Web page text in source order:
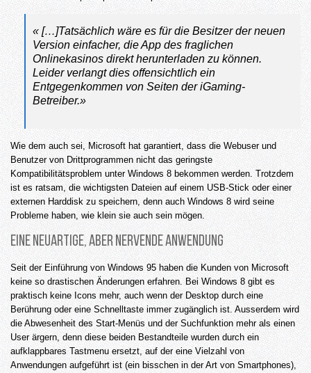
« […]Tatsächlich wäre es für die Besitzer der neuen
Version einfacher, die App des fraglichen
Onlinekasinos direkt herunterladen zu können.
Leider verlangt dies offensichtlich ein
Entgegenkommen von Seiten der iGaming-
Betreiber.»
Wie dem auch sei, Microsoft hat garantiert, dass die Webuser und
Benutzer von Drittprogrammen nicht das geringste
Kompatibilitätsproblem unter Windows 8 bekommen werden. Trotzdem
ist es ratsam, die wichtigsten Dateien auf einem USB-Stick oder einer
externen Harddisk zu speichern, denn auch Windows 8 wird seine
Probleme haben, wie klein sie auch sein mögen.
Eine neuartige, aber nervende Anwendung
Seit der Einführung von Windows 95 haben die Kunden von Microsoft
keine so drastischen Änderungen erfahren. Bei Windows 8 gibt es
praktisch keine Icons mehr, auch wenn der Desktop durch eine
Berührung oder eine Schnelltaste immer zugänglich ist. Ausserdem wird
die Abwesenheit des Start-Menüs und der Suchfunktion mehr als einen
User ärgern, denn diese beiden Bestandteile wurden durch ein
aufklappbares Tastmenu ersetzt, auf der eine Vielzahl von
Anwendungen aufgeführt ist (ein bisschen in der Art von Smartphones),